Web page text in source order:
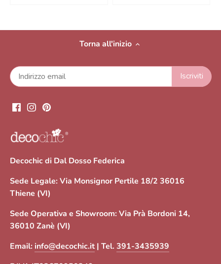
Torna all'inizio
Decochic di Dal Dosso Federica
Sede Legale: Via Monsignor Pertile 18/2 36016
Thiene (VI)
Sede Operativa e Showroom: Via Prà Bordoni 14,
36010 Zanè (VI)
Email: info@decochic.it | Tel. 391-3435939